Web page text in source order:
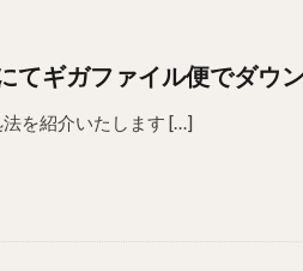
てギガファイル便でダウ
を紹介いたします […]